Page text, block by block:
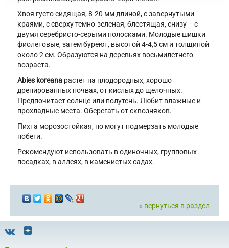
Хвоя густо сидящая, 8-20 мм длиной, с завернутыми
краями, с сверху темно-зеленая, блестящая, снизу – с
двумя серебристо-серыми полосками. Молодые шишки
фиолетовые, затем буреют, высотой 4-4,5 см и толщиной
около 2 см. Образуются на деревьях восьмилетнего
возраста.
Abies koreana растет на плодородных, хорошо
дренированных почвах, от кислых до щелочных.
Предпочитает солнце или полутень. Любит влажные и
прохладные места. Оберегать от сквозняков.
Пихта морозостойкая, но могут подмерзать молодые
побеги.
Рекомендуют использовать в одиночных, групповых
посадках, в аллеях, в каменистых садах.
« вернуться в раздел